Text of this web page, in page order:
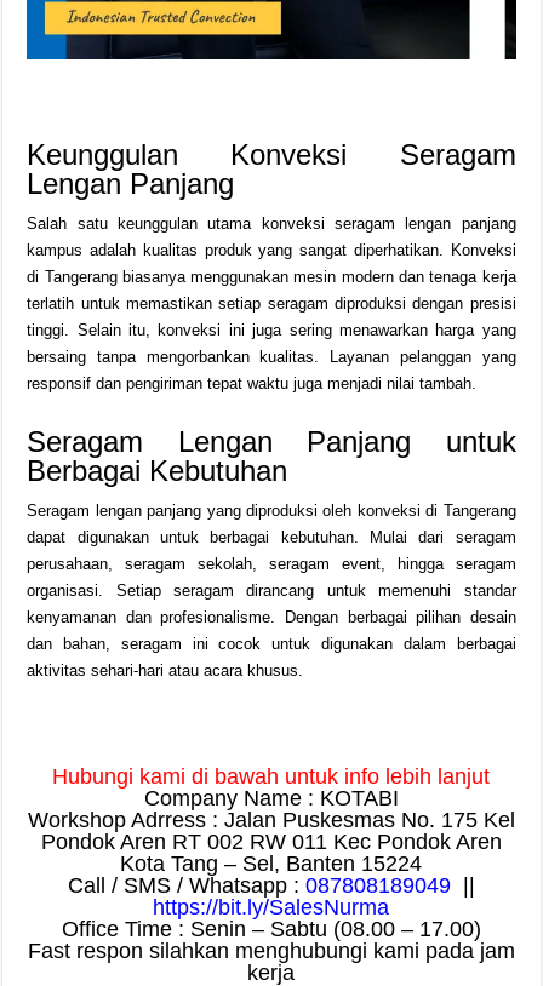
Keunggulan Konveksi Seragam
Lengan Panjang
Salah satu keunggulan utama konveksi seragam lengan panjang
kampus adalah kualitas produk yang sangat diperhatikan. Konveksi
di Tangerang biasanya menggunakan mesin modern dan tenaga kerja
terlatih untuk memastikan setiap seragam diproduksi dengan presisi
tinggi. Selain itu, konveksi ini juga sering menawarkan harga yang
bersaing tanpa mengorbankan kualitas. Layanan pelanggan yang
responsif dan pengiriman tepat waktu juga menjadi nilai tambah.
Seragam Lengan Panjang untuk
Berbagai Kebutuhan
Seragam lengan panjang yang diproduksi oleh konveksi di Tangerang
dapat digunakan untuk berbagai kebutuhan. Mulai dari seragam
perusahaan, seragam sekolah, seragam event, hingga seragam
organisasi. Setiap seragam dirancang untuk memenuhi standar
kenyamanan dan profesionalisme. Dengan berbagai pilihan desain
dan bahan, seragam ini cocok untuk digunakan dalam berbagai
aktivitas sehari-hari atau acara khusus.
Hubungi kami di bawah untuk info lebih lanjut
Company Name : KOTABI
Workshop Adrress : Jalan Puskesmas No. 175 Kel
Pondok Aren RT 002 RW 011 Kec Pondok Aren
Kota Tang – Sel, Banten 15224
Call / SMS / Whatsapp : 087808189049||
https://bit.ly/SalesNurma
Office Time : Senin – Sabtu (08.00 – 17.00)
Fast respon silahkan menghubungi kami pada jam
kerja